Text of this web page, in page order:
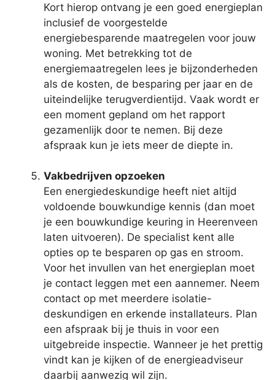
Kort hierop ontvang je een goed energieplan
inclusief de voorgestelde
energiebesparende maatregelen voor jouw
woning. Met betrekking tot de
energiemaatregelen lees je bijzonderheden
als de kosten, de besparing per jaar en de
uiteindelijke terugverdientijd. Vaak wordt er
een moment gepland om het rapport
gezamenlijk door te nemen. Bij deze
afspraak kun je iets meer de diepte in.
Vakbedrijven opzoeken
Een energiedeskundige heeft niet altijd
voldoende bouwkundige kennis (dan moet
je een bouwkundige keuring in Heerenveen
laten uitvoeren). De specialist kent alle
opties op te besparen op gas en stroom.
Voor het invullen van het energieplan moet
je contact leggen met een aannemer. Neem
contact op met meerdere isolatie-
deskundigen en erkende installateurs. Plan
een afspraak bij je thuis in voor een
uitgebreide inspectie. Wanneer je het prettig
vindt kan je kijken of de energieadviseur
daarbij aanwezig wil zijn.